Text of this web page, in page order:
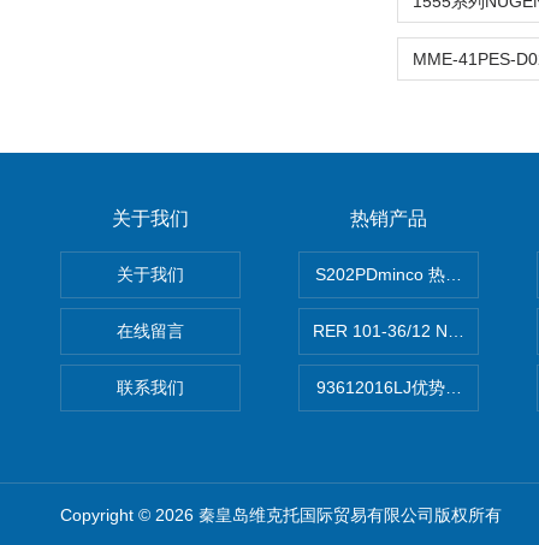
关于我们
关于我们
在线留言
联系我们
热销产品
S202PDminco 热电阻
RER 101-36/12 NHH离心
93612016LJ优势供应美国
Copyright © 2026 秦皇岛维克托国际贸易有限公司版权所有